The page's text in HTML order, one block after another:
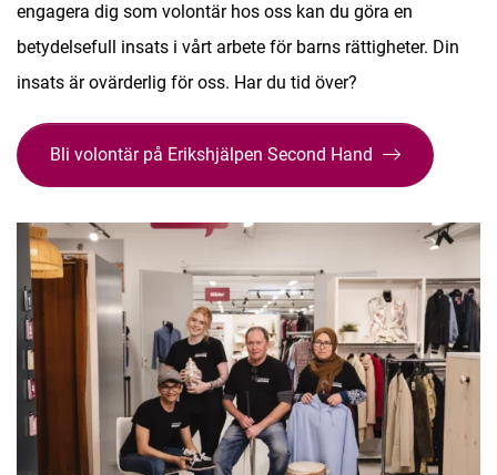
engagera dig som volontär hos oss kan du göra en
betydelsefull insats i vårt arbete för barns rättigheter. Din
insats är ovärderlig för oss. Har du tid över?
Bli volontär på Erikshjälpen Second Hand